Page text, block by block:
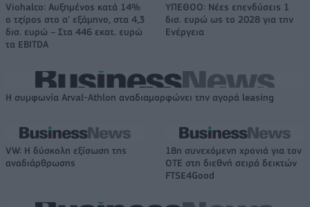
Viohalco: Αυξημένος κατά 14%
ο τζίρος στο α' εξάμηνο, στα 4,3
δισ. ευρώ – Στα 446 εκατ. ευρώ
τα EBITDA
ΥΠΕΘΟΟ: Νέες επενδύσεις 1
δισ. ευρώ ως το 2028 για την
Ενέργεια
Η συμφωνία Arval-Athlon αναδιαμορφώνει την αγορά leasing
VW: Η δύσκολη εξίσωση της
αναδιάρθρωσης
18η συνεχόμενη χρονιά για τον
ΟΤΕ στη διεθνή σειρά δεικτών
FTSE4Good